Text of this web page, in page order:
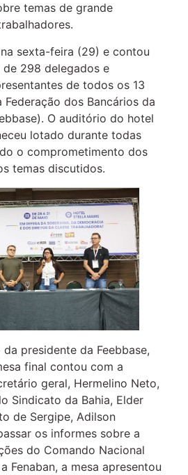
temas de grande
sexta-feira (29) e contou
298 delegados e
de todos os 13
dos Bancários da
O auditório do hotel
lotado durante todas
o comprometimento dos
temas discutidos.
presidente da Feebbase,
final contou com a
geral, Hermelino Neto,
Sindicato da Bahia, Elder
de Sergipe, Adilson
os informes sobre a
do Comando Nacional
Fenaban, a mesa apresentou